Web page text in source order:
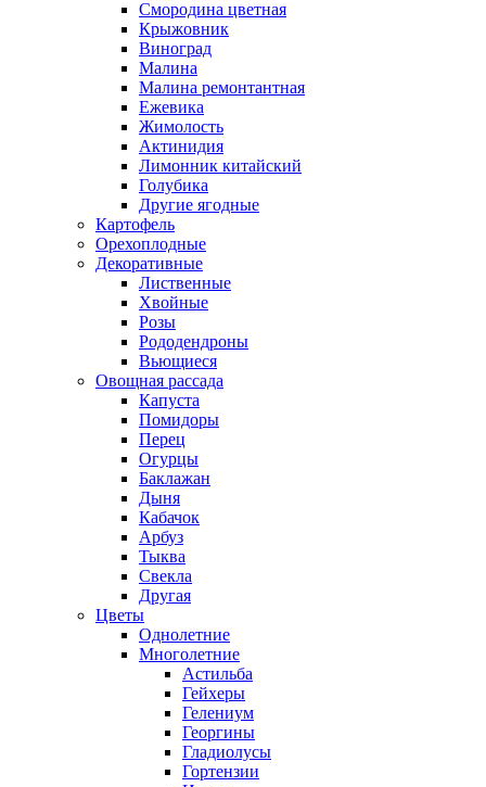
Смородина цветная
Крыжовник
Виноград
Малина
Малина ремонтантная
Ежевика
Жимолость
Актинидия
Лимонник китайский
Голубика
Другие ягодные
Картофель
Орехоплодные
Декоративные
Лиственные
Хвойные
Розы
Рододендроны
Вьющиеся
Овощная рассада
Капуста
Помидоры
Перец
Огурцы
Баклажан
Дыня
Кабачок
Арбуз
Тыква
Свекла
Другая
Цветы
Однолетние
Многолетние
Астильба
Гейхеры
Гелениум
Георгины
Гладиолусы
Гортензии